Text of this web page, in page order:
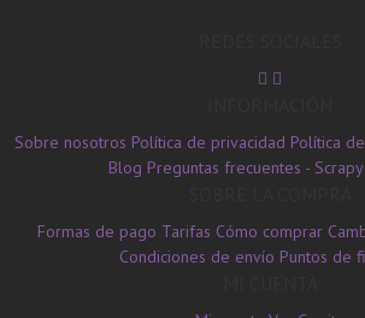
Sobre nosotros Política de privacidad Política
Blog Preguntas frecuentes -
Formas de pago Tarifas Cómo comprar
Condiciones de envío Puntos de